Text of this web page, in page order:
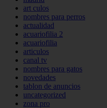
art culos
nombres para perros
actualidad
acuariofilia 2
acuariofilia
articulos
canal tv
nombres para gatos
novedades
tablon de anuncios
uncategorized
zona pro